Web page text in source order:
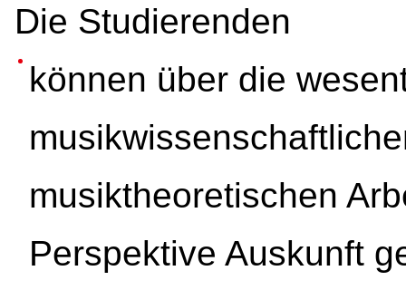
Die Studierenden
können über die
musiktheoretischen
Perspektive Auskunft